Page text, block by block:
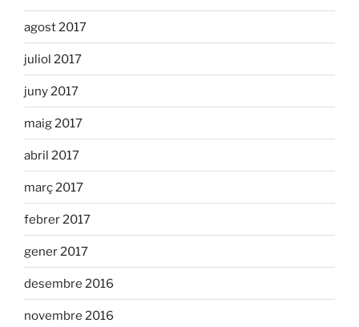
agost 2017
juliol 2017
juny 2017
maig 2017
abril 2017
març 2017
febrer 2017
gener 2017
desembre 2016
novembre 2016